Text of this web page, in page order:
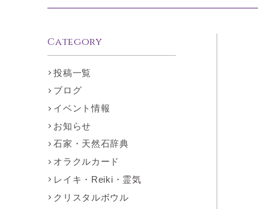
Category
投稿一覧
ブログ
イベント情報
お知らせ
石家・天然石辞典
オラクルカード
レイキ・Reiki・霊気
クリスタルボウル